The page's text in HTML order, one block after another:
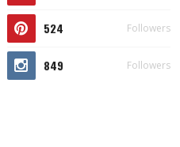
524 Followers
849 Followers